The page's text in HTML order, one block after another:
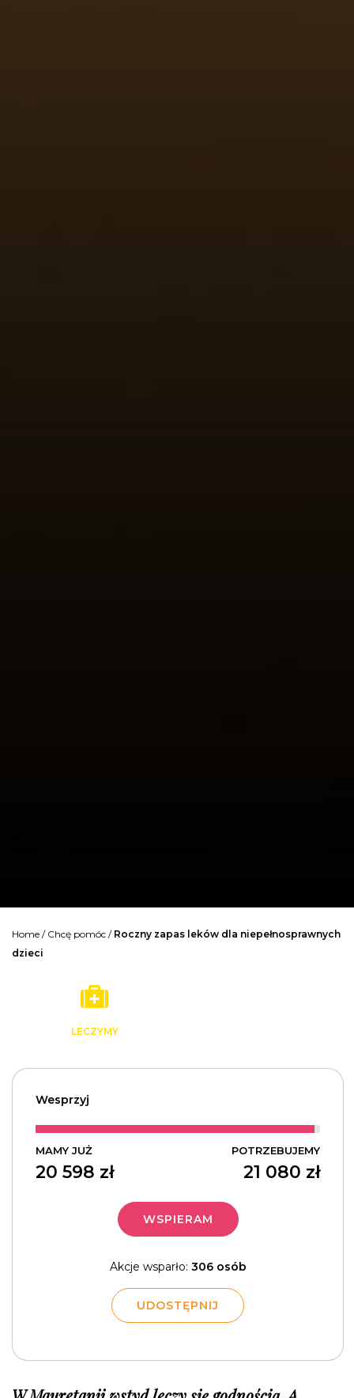
Home / Chcę pomóc / Roczny zapas leków dla niepełnosprawnych
dzieci
LECZYMY
Wesprzyj
MAMY JUŻ
20 598 zł
POTRZEBUJEMY
21 080 zł
WSPIERAM
Akcje wsparło: 306 osób
UDOSTĘPNIJ